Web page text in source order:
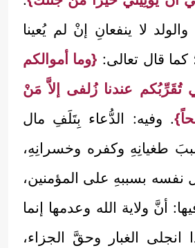
لا ينفعانِ إنْ لم يُعينا
قال تعالى: {وما أموالكم
تُقَرِّبُكم عندنا زُلفى إلاَّ مَنْ
. وفيه: الدُّعاء بِتَلَفِ مال
طغيانِهِ وكفره وخسرانِهِ،
بسببهِ على المؤمنين،
أنَّ ولاية الله وعدمها إنما
انجلى الغبار وحقَّ الجزاء،